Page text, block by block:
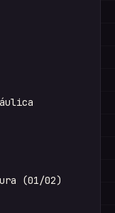
(01/02)